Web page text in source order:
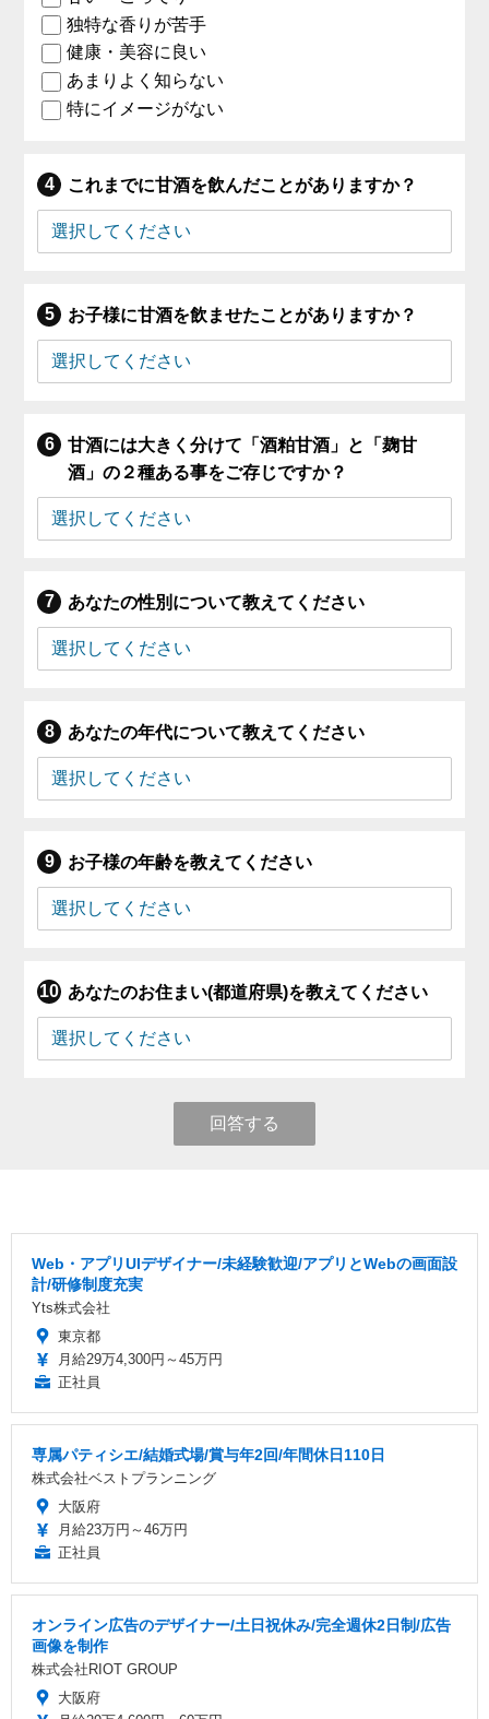
独特な香りが苦手
健康・美容に良い
あまりよく知らない
特にイメージがない
これまでに甘酒を飲んだことがありますか？
お子様に甘酒を飲ませたことがありますか？
甘酒には大きく分けて「酒粕甘酒」と「麹甘
酒」の２種ある事をご存じですか？
あなたの性別について教えてください
あなたの年代について教えてください
お子様の年齢を教えてください
あなたのお住まい(都道府県)を教えてください
回答する
Web・アプリUIデザイナー/未経験歓迎/アプリとWebの画面設
計/研修制度充実
Yts株式会社
東京都
月給29万4,300円～45万円
正社員
専属パティシエ/結婚式場/賞与年2回/年間休日110日
株式会社ベストプランニング
大阪府
月給23万円～46万円
正社員
オンライン広告のデザイナー/土日祝休み/完全週休2日制/広告
画像を制作
株式会社RIOT GROUP
大阪府